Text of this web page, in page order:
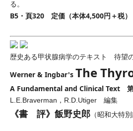
る。
B5・頁320 定価（本体4,500円＋税
歴史ある甲状腺病学のテキスト 待望
Werner & Ingbar's The
A Fundamental and Clinical Text
L.E.Braverman，R.D.Utiger 編集
《書 評》飯野史郎 （昭和大特別